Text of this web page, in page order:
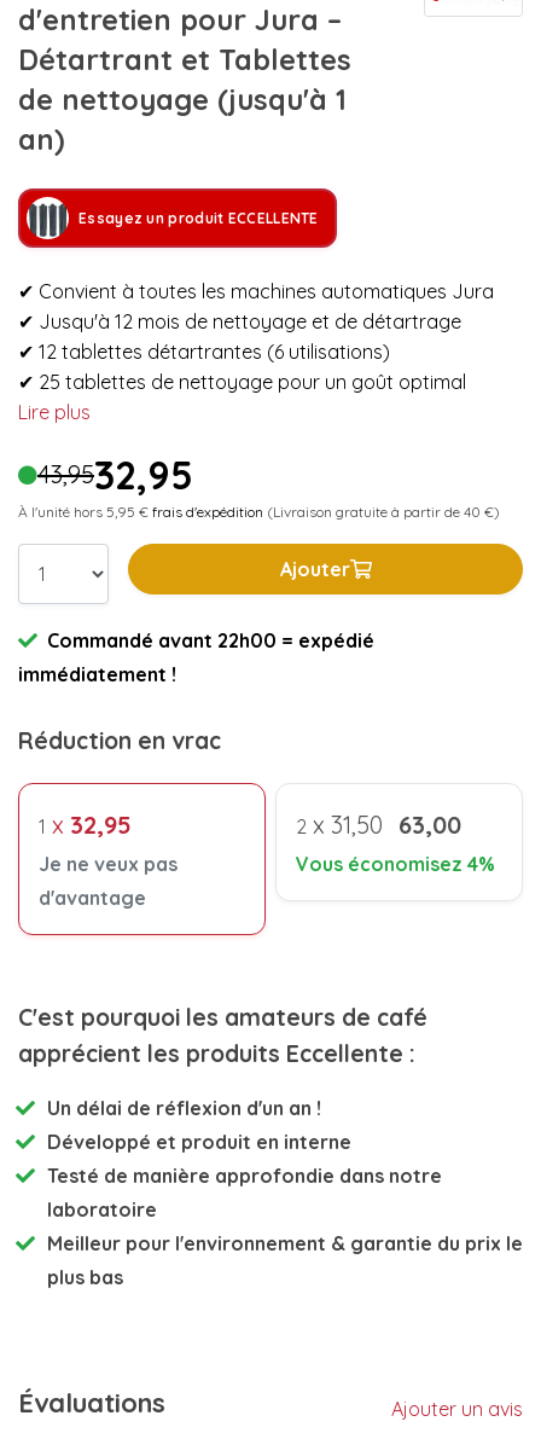
d'entretien pour Jura –
Détartrant et Tablettes
de nettoyage (jusqu'à 1
an)
Essayez un produit ECCELLENTE
✔ Convient à toutes les machines automatiques Jura
✔ Jusqu'à 12 mois de nettoyage et de détartrage
✔ 12 tablettes détartrantes (6 utilisations)
✔ 25 tablettes de nettoyage pour un goût optimal
Lire plus
43,9532,95
À l'unité hors 5,95 € frais d'expédition (Livraison gratuite à partir de 40 €)
Ajouter
Commandé avant 22h00 = expédié
immédiatement !
Réduction en vrac
1 x 32,95
Je ne veux pas
d'avantage
2 x 31,50 63,00
Vous économisez 4%
C'est pourquoi les amateurs de café
apprécient les produits Eccellente :
Un délai de réflexion d'un an !
Développé et produit en interne
Testé de manière approfondie dans notre
laboratoire
Meilleur pour l'environnement & garantie du prix le
plus bas
Évaluations
Ajouter un avis